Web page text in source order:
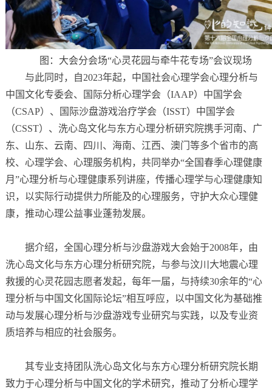
图：大会分会场“心灵花园与牵牛花专场”会议现场
与此同时，自2023年起，中国社会心理学会心理分析与
中国文化专委会、国际分析心理学会（IAAP）中国学会
（CSAP）、国际沙盘游戏治疗学会（ISST）中国学会
（CSST）、洗心岛文化与东方心理分析研究院携手河南、广
东、山东、云南、四川、海南、江西、澳门等多个省市的高
校、心理学会、心理服务机构，共同举办“全国春季心理健康
月”心理分析与心理健康系列讲座，传播心理学与心理健康知
识，以实际行动提供力所能及的心理服务，守护大众心理健
康，推动心理公益事业蓬勃发展。
据介绍，全国心理分析与沙盘游戏大会始于2008年，由
洗心岛文化与东方心理分析研究院，与参与汶川大地震心理
救援的心灵花园志愿者发起，每年一届，与持续30余年的“心
理分析与中国文化国际论坛”相互呼应，以中国文化为基础推
动与发展心理分析与沙盘游戏专业研究与实践，以及专业资
质培养与相应的社会服务。
其专业支持团队洗心岛文化与东方心理分析研究院长期
致力于心理分析与中国文化的学术研究，推动了分析心理学